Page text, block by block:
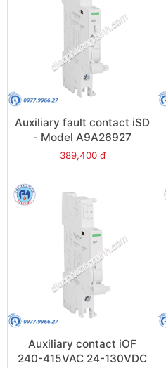
Auxiliary fault contact iSD
- Model A9A26927
389,400 đ
Auxiliary contact iOF
240-415VAC 24-130VDC